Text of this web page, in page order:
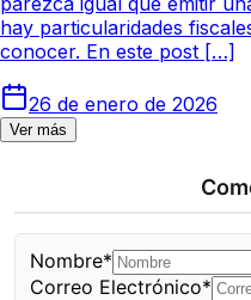
hay particularidades
conocer. En este post […]
26 de enero de 2026
Ver más
Nombre*
Correo Electrónico*